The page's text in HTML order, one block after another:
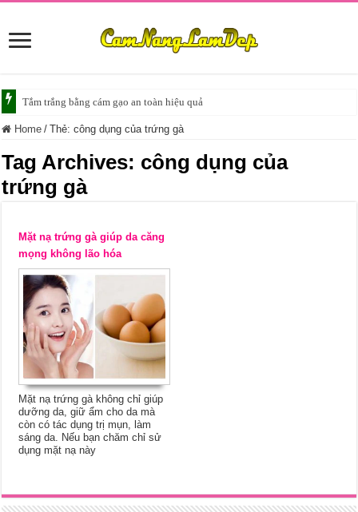
Tắm trắng bằng cám gạo an toàn hiệu quả
Home / Thẻ:công dụng của trứng gà
Tag Archives: công dụng của
trứng gà
Mặt nạ trứng gà giúp da căng
mọng không lão hóa
Mặt nạ trứng gà không chỉ giúp
dưỡng da, giữ ẩm cho da mà
còn có tác dụng trị mụn, làm
sáng da. Nếu bạn chăm chỉ sử
dụng mặt nạ này